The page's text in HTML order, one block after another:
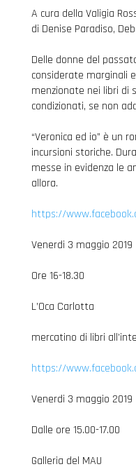
A cura della Valigia
di Denise Paradiso,
Delle donne del
considerate marginali
menzionate nei libri di
condizionati, se non
“Veronica ed io” è un
incursioni storiche.
messe in evidenza le
allora.
https://
Venerdi 3 maggio 2019
Ore 16-18.30
L’Oca Carlotta
mercatino di libri
https://
Venerdi 3 maggio 2019
Dalle ore 15.00-17.00
Galleria del MAU